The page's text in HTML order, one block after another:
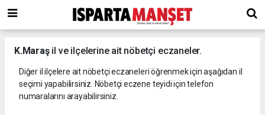
K.Maraşil ve ilçelerine ait nöbetçi eczaneler.
Diğer il ilçelere ait nöbetçi eczaneleri öğrenmek için aşağıdan il
seçimi yapabilirsiniz. Nöbetçi eczene teyidi için telefon
numaralarını arayabilirsiniz.